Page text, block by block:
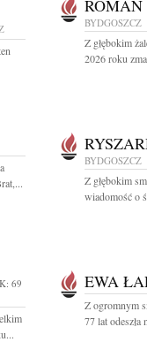
BYDGOSZCZ
Z głębokim
2026 roku
BYDGOSZCZ
Z głębokim
wiadomość o
69
EWA
Z ogromnym
77 lat